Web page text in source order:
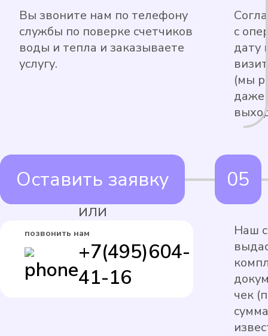
Вы звоните нам по телефону
службы по поверке счетчиков
воды и тепла и заказываете
услугу.
с
дату
(мы
даже
Наш
чек
Оставить заявку
ИЛИ
позвонить нам
+7(495)604-
41-16